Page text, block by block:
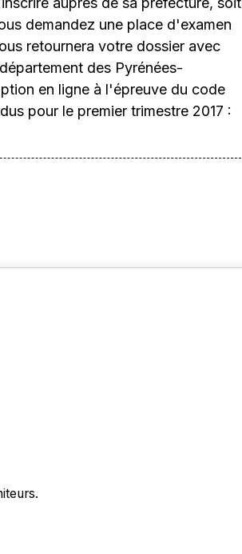
demandez une place d'examen
retournera votre dossier avec
des Pyrénées-
en ligne à l'épreuve du code
pour le premier trimestre 2017 :